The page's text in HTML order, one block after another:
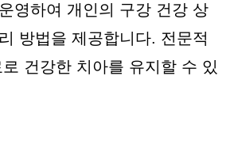
영하여 개인의 구강 건강 상
방법을 제공합니다. 전문적
건강한 치아를 유지할 수 있